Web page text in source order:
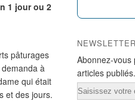
1 jour ou 2
pâturages
à
qui était
et des jours.
NEWSLETTER
Abonnez-vous
articles publiés.
Email